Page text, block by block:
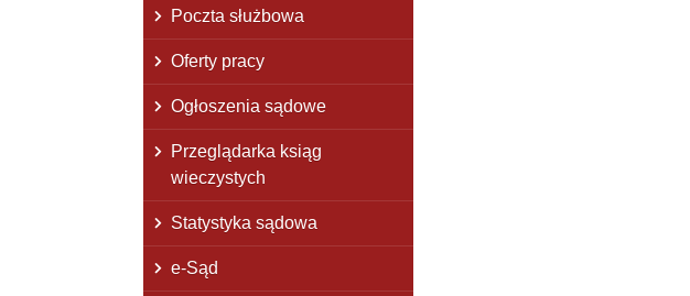
Poczta służbowa
Oferty pracy
Ogłoszenia sądowe
Przeglądarka ksiąg
wieczystych
Statystyka sądowa
e-Sąd